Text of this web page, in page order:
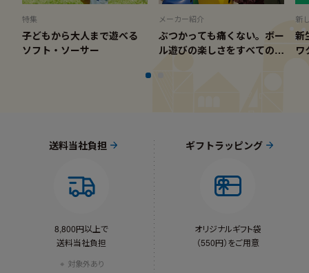
特集
子どもから大人まで遊べる
ソフト・ソーサー
メーカー紹介
ぶつかっても痛くない。ボー
ル遊びの楽しさをすべての人
新
新
ワ
送料当社負担
8,800円以上で
送料当社負担
対象外あり
ギフトラッピング
オリジナルギフト袋
（550円）をご用意